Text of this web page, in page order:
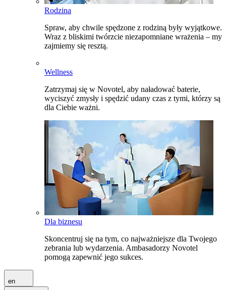
Rodzina
Spraw, aby chwile spędzone z rodziną były wyjątkowe.
Wraz z bliskimi twórzcie niezapomniane wrażenia – my
zajmiemy się resztą.
Wellness
Zatrzymaj się w Novotel, aby naładować baterie,
wyciszyć zmysły i spędzić udany czas z tymi, którzy są
dla Ciebie ważni.
Dla biznesu
Skoncentruj się na tym, co najważniejsze dla Twojego
zebrania lub wydarzenia. Ambasadorzy Novotel
pomogą zapewnić jego sukces.
en